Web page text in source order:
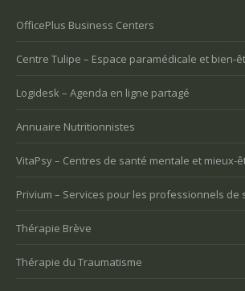
OfficePlus Business Centers
Centre Tulipe – Espace paramédicale et bien-
Logidesk – Agenda en ligne partagé
Annuaire Nutritionnistes
VitaPsy – Centres de santé mentale et mieux-
Privium – Services pour les professionnels de
Thérapie Brève
Thérapie du Traumatisme